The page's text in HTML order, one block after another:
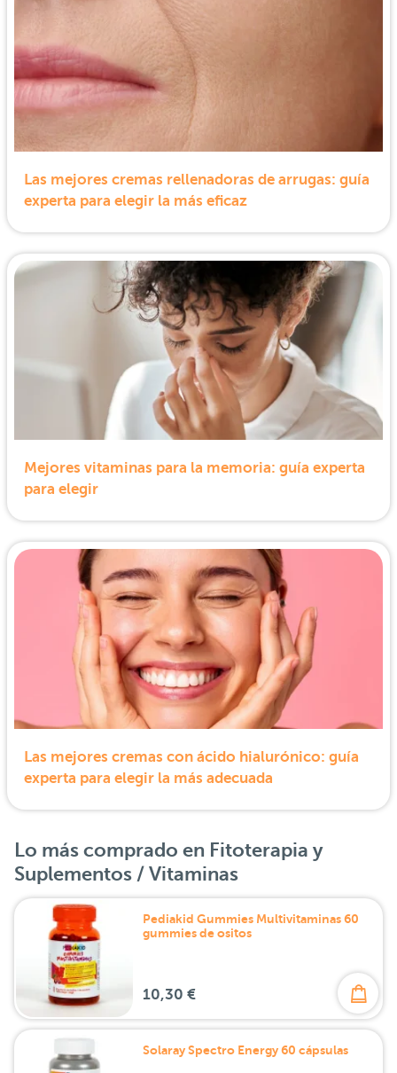
Las mejores cremas rellenadoras de arrugas: guía
experta para elegir la más eficaz
Mejores vitaminas para la memoria: guía experta
para elegir
Las mejores cremas con ácido hialurónico: guía
experta para elegir la más adecuada
Lo más comprado en Fitoterapia y
Suplementos / Vitaminas
Pediakid Gummies Multivitaminas 60
gummies de ositos
10,30 €
Solaray Spectro Energy 60 cápsulas